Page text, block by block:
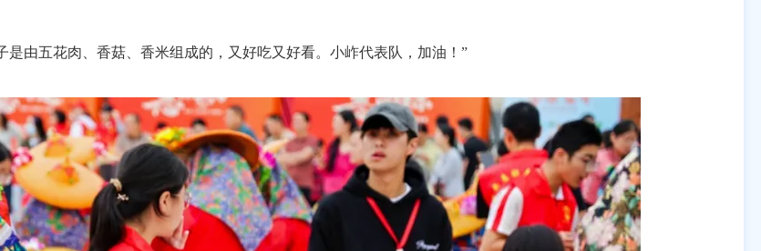
由五花肉、香菇、香米组成的，又好吃又好看。小岞代表队，加油！”